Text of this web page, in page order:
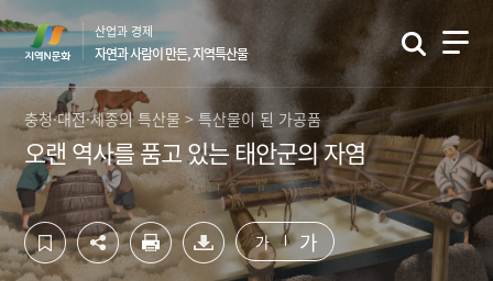
컨
텐
츠
영
역
로
가
기
하
단
영
역
바
가
기
산업과 경제
자연과 사람이 만든, 지역특산물
충청·대전·세종의 특산물 > 특산물이 된 가공품
오랜 역사를 품고 있는 태안군의 자염
가 가